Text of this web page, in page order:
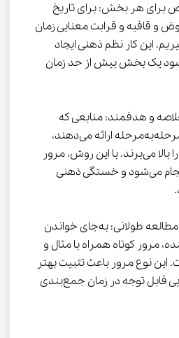
برای هر بخش: برای تاریخ
عروض و قافیه و قرابت معنایی زمان
این کار نظم ذهنی ایجاد
و مانع می‌شود یک بخش بیش از حد زمان
و هدفمند: منابعی که
مطالب را منظم و مرحله‌به‌مرحله ارائه می‌دهند،
سرعت جمع‌بندی را بالا می‌برند. با این روش، مرور
مفاهیم سریع‌تر انجام می‌شود و خستگی ذهنی
مرور فعال به‌جای مطالعه طولانی: به‌جای خواندن
و خسته‌کننده، مرور کوتاه همراه با مثال و
این نوع مرور باعث تثبیت بهتر
مطالب و صرفه‌جویی قابل توجه در زمان جمع‌بندی